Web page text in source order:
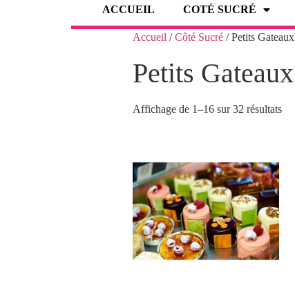
ACCUEIL COTÉ SUCRÉ
Accueil /Côté Sucré / Petits Gateaux
Petits Gateaux
Affichage de 1–16 sur 32 résultats